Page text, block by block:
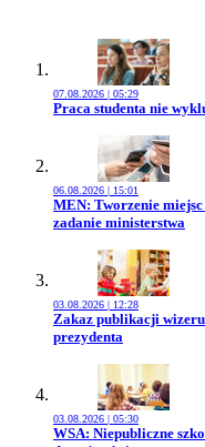
07.08.2026 | 05:29
Przejdź do artykułu:
Praca studenta nie
06.08.2026 | 15:01
Przejdź do artykułu:
MEN: Tworzenie miejsc
zadanie ministerstwa
03.08.2026 | 12:28
Przejdź do artykułu:
Zakaz publikacji
prezydenta
03.08.2026 | 05:30
Przejdź do artykułu:
WSA: Niepubliczne